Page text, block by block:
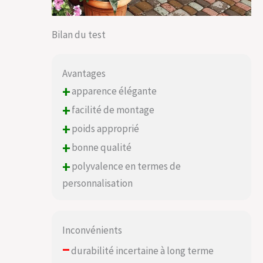
Bilan du test
Avantages
+apparence élégante
+facilité de montage
+poids approprié
+bonne qualité
+polyvalence en termes de
personnalisation
Inconvénients
–durabilité incertaine à long terme